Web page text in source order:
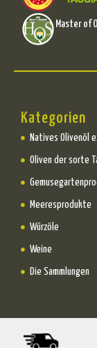
Master of
Kategorien
Natives Olivenöl
Oliven der sorte
Meeresprodukte
Würzöle
Weine
Die Sammlungen